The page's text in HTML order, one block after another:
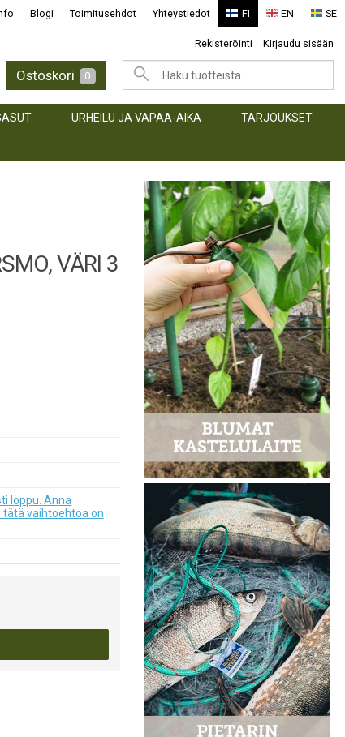
FI EN SE
Blogi Toimitusehdot Yhteystiedot
Rekisteröinti Kirjaudu sisään
Ostoskori 0
URHEILU JA VAPAA-AIKA TARJOUKSET
VÄRI 3
loppu. Anna
vaihtoehtoa on